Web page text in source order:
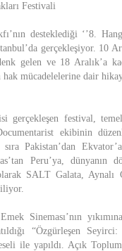
Festivali
desteklediği ‘’8.
gerçekleşiyor. 10
gelen ve 18 Aralık’a
hak mücadelelerine dair
gerçekleşen festival,
ekibinin
Pakistan’dan
Peru’ya, dünyanın
SALT Galata, Aynalı
Sineması’nın
“Özgürleşen
ile yapıldı. Açık